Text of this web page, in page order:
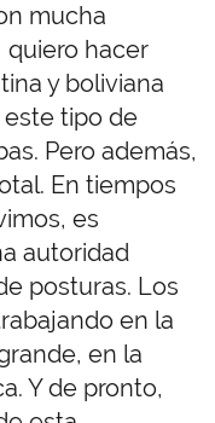
mucha
quiero hacer
y boliviana
tipo de
Pero además,
En tiempos
es
autoridad
posturas. Los
en la
en la
Y de pronto,